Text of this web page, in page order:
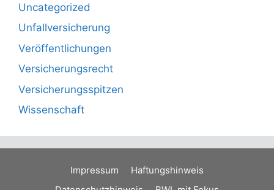
Uncategorized
Unfallversicherung
Veröffentlichungen
Versicherungsrecht
Versicherungsspitzen
Wissenschaft
Impressum
Haftungshinweis